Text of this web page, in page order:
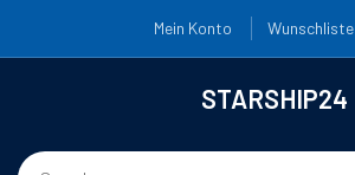
Mein Konto Wunschliste
STARSHIP24